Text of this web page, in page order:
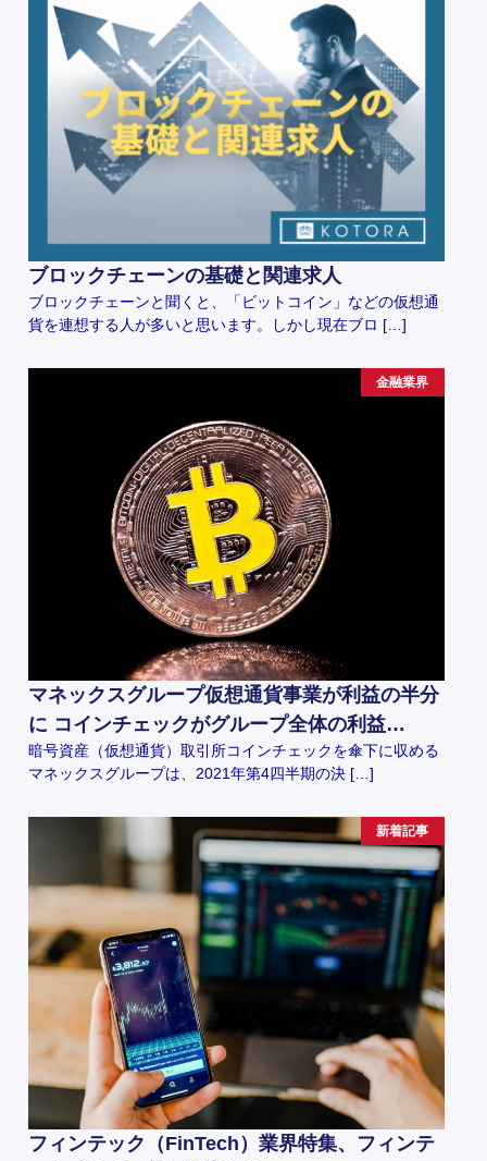
ブロックチェーンの基礎と関連求人
ブロックチェーンと聞くと、「ビットコイン」などの仮想通
貨を連想する人が多いと思います。しかし現在ブロ […]
金融業界
マネックスグループ仮想通貨事業が利益の半分
に コインチェックがグループ全体の利益…
暗号資産（仮想通貨）取引所コインチェックを傘下に収める
マネックスグループは、2021年第4四半期の決 […]
新着記事
フィンテック（FinTech）業界特集、フィンテ